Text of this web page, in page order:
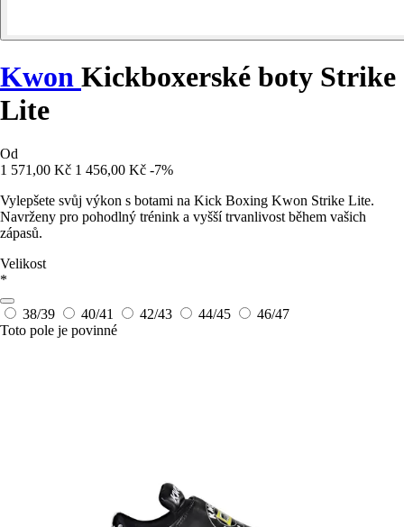
Kwon Kickboxerské boty Strike
Lite
Od
1 571,00 Kč 1 456,00 Kč -7%
Vylepšete svůj výkon s botami na Kick Boxing Kwon Strike Lite.
Navrženy pro pohodlný trénink a vyšší trvanlivost během vašich
zápasů.
Velikost
*
38/39 40/41 42/43 44/45
46/47
Toto pole je povinné